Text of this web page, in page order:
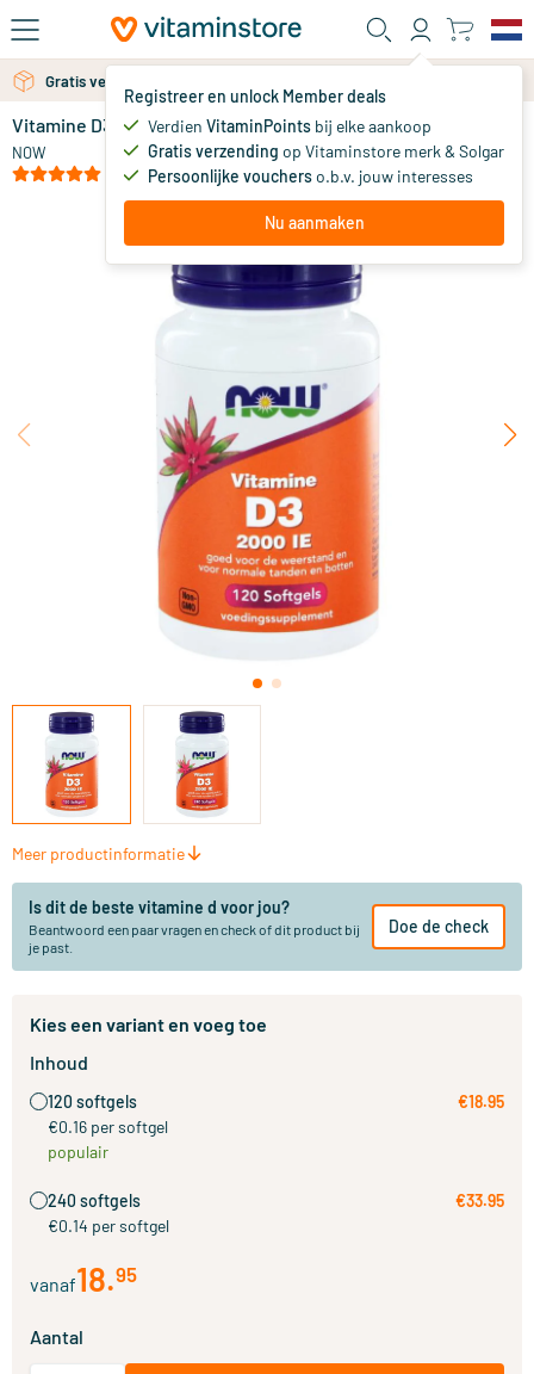
Ga naar de hoofdinhoud
Registreer en unlock Member deals
Verdien VitaminPoints bij elke aankoop
Gratis verzending op Vitaminstore merk & Solgar
Persoonlijke voucherso.b.v. jouw interesses
Nu aanmaken
Gratis verzending vanaf 25 euro
Gratis persoonlijk advies via chat of email
Vitamine D3 2000IE
NOW
vanaf 18.
Meer productinformatie
Is dit de beste vitamine d voor jou?
Beantwoord een paar vragen en check of dit product bij
je past.
Doe de check
Kies een variant en voeg toe
Inhoud
120 softgels
€0.16 per softgel
populair
€18.95
240 softgels
€0.14 per softgel
€33.95
vanaf18.95
Aantal